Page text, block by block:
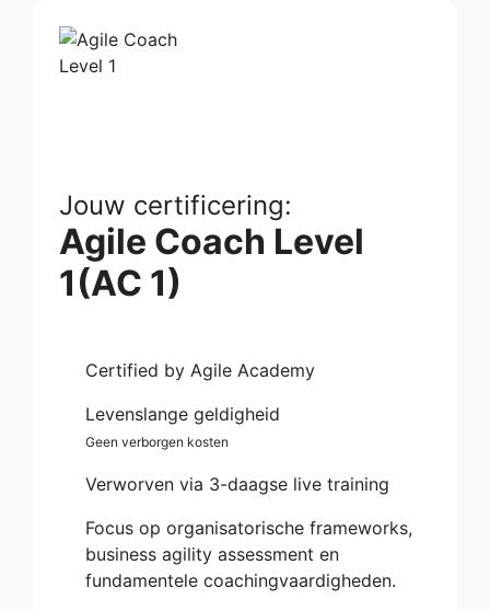
Jouw certificering:
Agile Coach Level
1(AC 1)
Certified by Agile Academy
Levenslange geldigheid
Geen verborgen kosten
Verworven via 3-daagse live training
Focus op organisatorische frameworks,
business agility assessment en
fundamentele coachingvaardigheden.